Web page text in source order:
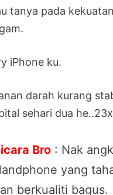
tanya pada
iPhone ku.
darah kurang
sehari dua he..23x
Bro : Nak
yang
berkualiti bagus.